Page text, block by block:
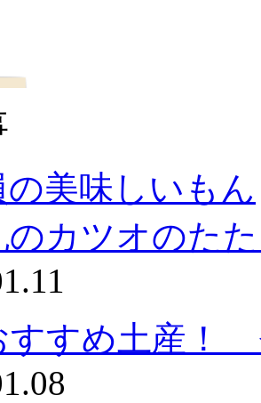
美味しいもん
のカツオのた
すすめ土産！